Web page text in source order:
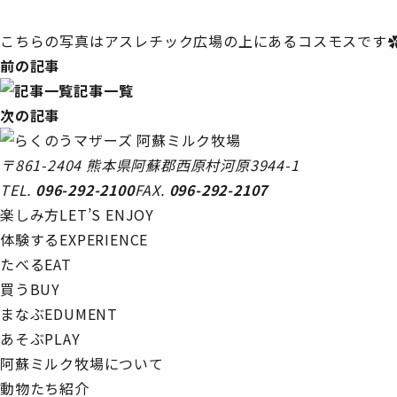
こちらの写真はアスレチック広場の上にあるコスモスで
前の記事
記事一覧
次の記事
〒861-2404 熊本県阿蘇郡西原村河原3944-1
TEL. 096-292-2100FAX. 096-292-2107
楽しみ方LET’S ENJOY
体験するEXPERIENCE
たべるEAT
買う BUY
まなぶEDUMENT
あそぶPLAY
阿蘇ミルク牧場について
動物たち紹介